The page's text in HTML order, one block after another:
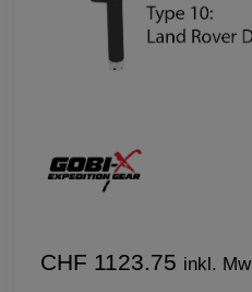
CHF 1123.75 inkl.